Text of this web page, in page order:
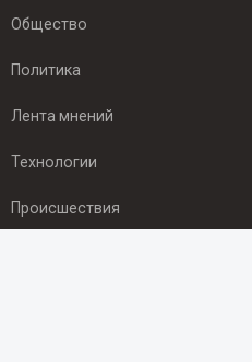
Общество
Политика
Лента мнений
Технологии
Происшествия